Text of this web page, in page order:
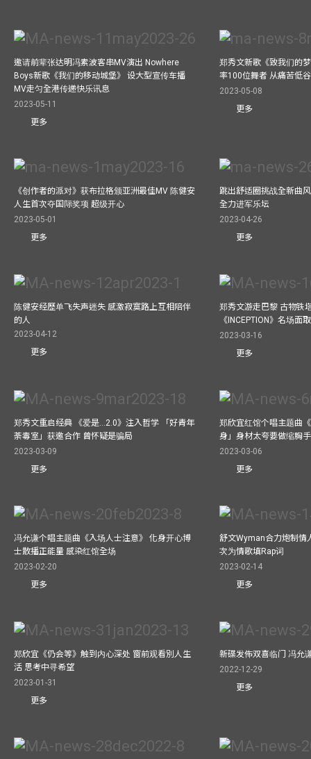
邀请前辈张达明冯素波客串MV演出 Nowhere
Boys新歌《我们的移动城堡》 设大型宣传车播
MV走匀全港传递快乐讯息
2023-05-11
更多
郑秀文新歌《致我们的
率100位舞者 从痛苦低
2023-05-08
更多
《创作者的派对》获布拉格颁亚洲最佳MV 陈健安
人生首次夺国际奖项 超级开心
2023-05-01
更多
跳出舒适圈挑战全新曲
全力进军乐坛
2023-04-26
更多
陈健安经歷单飞失声迷失 感激寂寞路上互相陪伴
的人
2023-04-12
更多
郑秀文游走巴黎 古物铁
《INCEPTION》名场面
2023-03-16
更多
郑秀文重启经典 《爱是...2.0》注入哲学 「好青年
荼毒室」获邀合作 曾怀疑是骗局
2023-03-09
更多
郑欣宜红馆个唱主题曲
身」身材太夸要做缩胸
2023-03-06
更多
冯允谦个唱主题曲《入场人士注意》 化身开心博
士散播正能量 感染红馆全场
2023-02-20
更多
舒文Wyman合力炮制情
次为情歌填Rap词
2023-02-14
更多
郑欣宜《仍会等》触到内心深处 窗前观看別人生
活 思考中寻希望
2023-01-31
更多
新碟发佈双喜临门 冯允
2022-12-29
更多